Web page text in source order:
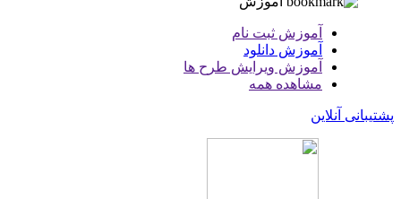
آموزش ثبت نام
آموزش دانلود
آموزش ویرایش طرح ها
مشاهده همه
پشتیبانی آنلاین